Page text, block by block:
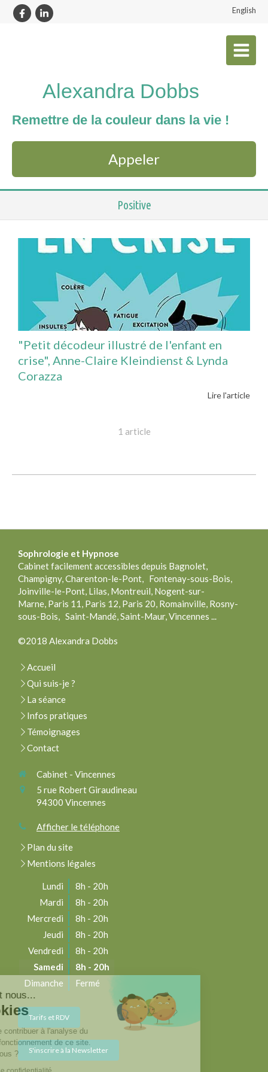
English
Alexandra Dobbs
Remettre de la couleur dans la vie !
Appeler
Positive
"Petit décodeur illustré de l'enfant en
crise", Anne-Claire Kleindienst & Lynda
Corazza
Lire l'article
1 article
Sophrologie et Hypnose
Cabinet facilement accessibles depuis Bagnolet,
Champigny, Charenton-le-Pont, Fontenay-sous-Bois,
Joinville-le-Pont, Lilas, Montreuil, Nogent-sur-
Marne, Paris 11, Paris 12, Paris 20, Romainville, Rosny-
sous-Bois, Saint-Mandé, Saint-Maur, Vincennes ...
©2018 Alexandra Dobbs
Accueil
Qui suis-je ?
La séance
Infos pratiques
Témoignages
Contact
Cabinet - Vincennes
5 rue Robert Giraudineau
94300 Vincennes
Afficher le téléphone
Plan du site
Mentions légales
Lundi
8h - 20h
Mardi
8h - 20h
Mercredi
8h - 20h
Jeudi
8h - 20h
Vendredi
8h - 20h
Samedi
8h - 20h
Dimanche
Fermé
Tarifs et RDV
S'inscrire à la Newsletter
c'est nous...
Cookies
rôle est de contribuer à l'analyse du
et au bon fonctionnement de ce site.
OK pour vous ?